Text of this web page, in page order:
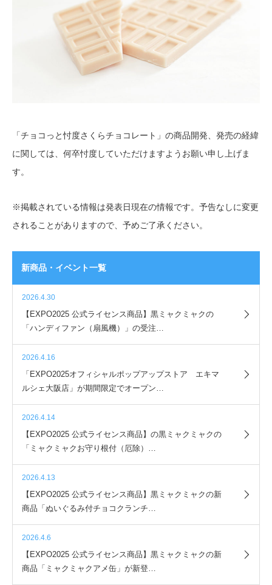
「チョコっと忖度さくらチョコレート」の商品開発、発売の経緯
に関しては、何卒忖度していただけますようお願い申し上げま
す。
※掲載されている情報は発表日現在の情報です。予告なしに変更
されることがありますので、予めご了承ください。
新商品・イベント一覧
2026.4.30
【EXPO2025 公式ライセンス商品】黒ミャクミャクの
「ハンディファン（扇風機）」の受注…
2026.4.16
「EXPO2025オフィシャルポップアップストア エキマ
ルシェ大阪店」が期間限定でオープン…
2026.4.14
【EXPO2025 公式ライセンス商品】の黒ミャクミャクの
「ミャクミャクお守り根付（厄除）…
2026.4.13
【EXPO2025 公式ライセンス商品】黒ミャクミャクの新
商品「ぬいぐるみ付チョコクランチ…
2026.4.6
【EXPO2025 公式ライセンス商品】黒ミャクミャクの新
商品「ミャクミャクアメ缶」が新登…